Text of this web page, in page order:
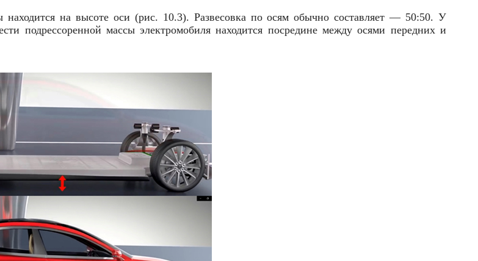
на высоте оси (рис. 10.3). Развесовка по осям обычно составляет — 50:50. У
подрессоренной массы электромобиля находится посредине между осями передних и